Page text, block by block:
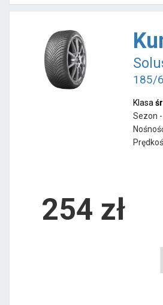
185/
Klasa
Sezon -
254 zł